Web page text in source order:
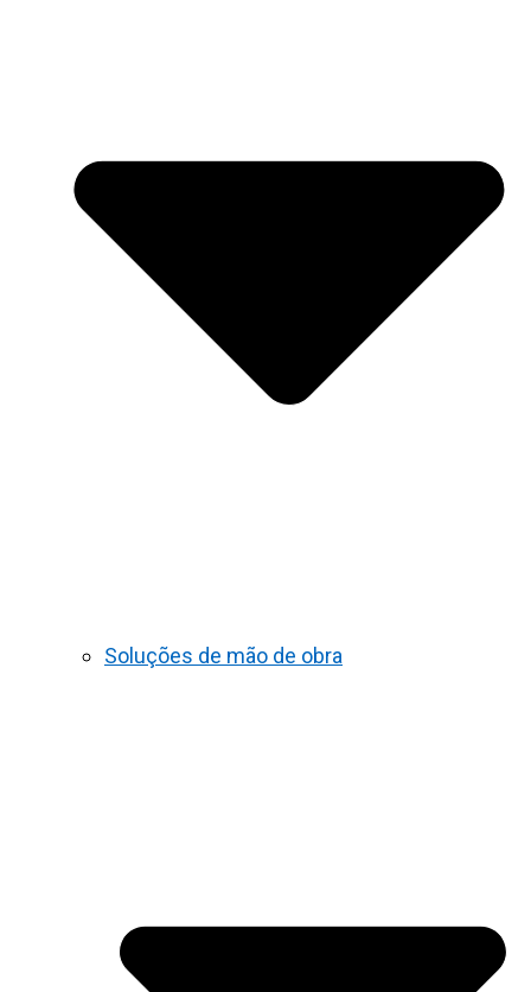
Soluções de mão de obra